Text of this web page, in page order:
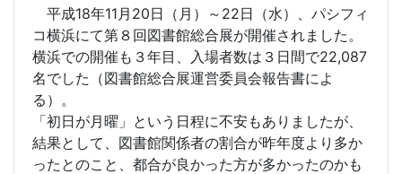
平成18年11月20日（月）～22日（水）、パシフィ
コ横浜にて第８回図書館総合展が開催されました。
横浜での開催も３年目、入場者数は３日間で22,087
名でした（図書館総合展運営委員会報告書によ
る）。
「初日が月曜」という日程に不安もありましたが、
結果として、図書館関係者の割合が昨年度より多か
ったとのこと、都合が良かった方が多かったのかも